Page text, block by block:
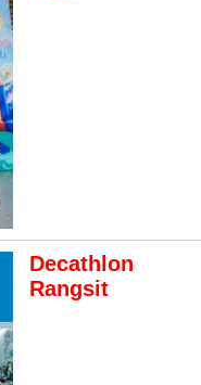
Decathlon
Rangsit